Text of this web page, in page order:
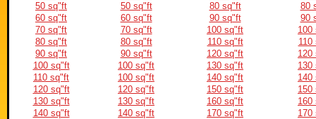
50 sq"ft
50 sq"ft 80 sq"ft
80
60 sq"ft
60 sq"ft 90 sq"ft
90
70 sq"ft
70 sq"ft 100 sq"ft
100
80 sq"ft
80 sq"ft 110 sq"ft
110
90 sq"ft
90 sq"ft 120 sq"ft
120
100 sq"ft
100 sq"ft 130 sq"ft
130
110 sq"ft
100 sq"ft 140 sq"ft
140
120 sq"ft
120 sq"ft 150 sq"ft
150
130 sq"ft
130 sq"ft 160 sq"ft
160
140 sq"ft
140 sq"ft 170 sq"ft
170